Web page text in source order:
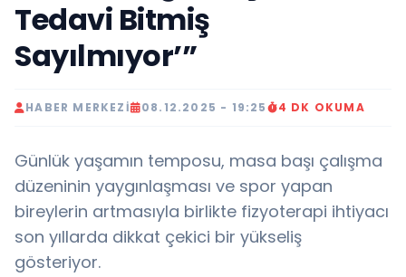
Tedavi Bitmiş
Sayılmıyor’”
HABER MERKEZI 08.12.2025 - 19:25 4 DK OKUMA
Günlük yaşamın temposu, masa başı çalışma
düzeninin yaygınlaşması ve spor yapan
bireylerin artmasıyla birlikte fizyoterapi ihtiyacı
son yıllarda dikkat çekici bir yükseliş
gösteriyor.